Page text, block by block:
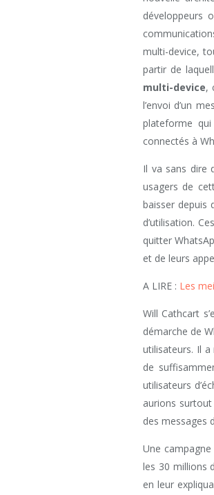
développeurs
multi-device,
partir de
multi-device,
l’envoi d’un
plateforme
connectés à
Il va sans dire
usagers de
baisser depuis
d’utilisation.
quitter
et de leurs
A LIRE : Les
Will Cathcart
démarche de
utilisateurs. Il
de
utilisateurs
aurions
des messages
Une
les 30 millions
en leur